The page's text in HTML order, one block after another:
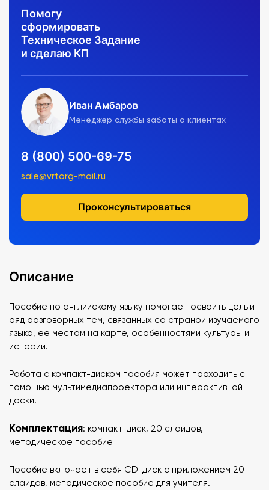
Помогу
сформировать
Техническое Задание
и сделаю КП
Иван Амбаров
Менеджер службы заботы о клиентах
8 (800) 500-69-75
sale@vrtorg-mail.ru
Проконсультироваться
Описание
Пособие по английскому языку помогает освоить целый
ряд разговорных тем, связанных со страной изучаемого
языка, ее местом на карте, особенностями культуры и
истории.
Работа с компакт-диском пособия может проходить с
помощью мультимедиапроектора или интерактивной
доски.
Комплектация: компакт-диск, 20 слайдов,
методическое пособие
Пособие включает в себя СD-диск с приложением 20
слайдов, методическое пособие для учителя.